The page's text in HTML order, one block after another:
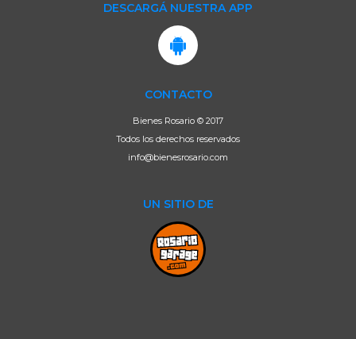
DESCARGÁ NUESTRA APP
CONTACTO
Bienes Rosario © 2017
Todos los derechos reservados
info@bienesrosario.com
UN SITIO DE